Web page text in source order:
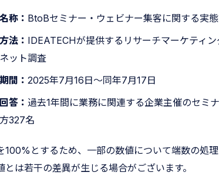
称： BtoBセミナー・ウェビナー集客に関する実
法： IDEATECHが提供するリサーチマーケティ
ット調査
間：2025年7月16日〜同年7月17日
答：過去1年間に業務に関連する企業主催のセミ
327名
とするため、一部の数値について端数の処
とは若干の差異が生じる場合がございます。